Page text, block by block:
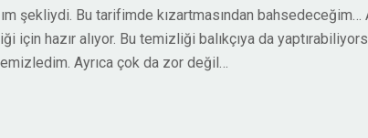
şekliydi. Bu tarifimde kızartmasından
hazır alıyor. Bu temizliği balıkçıya da
Ayrıca çok da zor değil…